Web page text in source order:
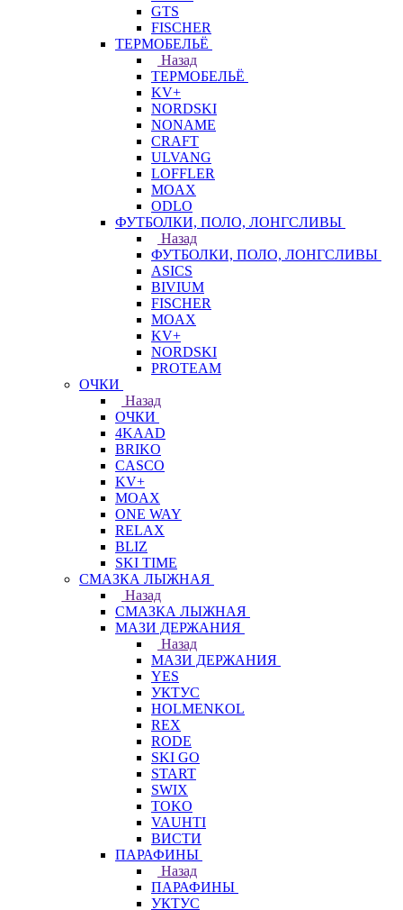
GTS
FISCHER
ТЕРМОБЕЛЬЁ
Назад
ТЕРМОБЕЛЬЁ
KV+
NORDSKI
NONAME
CRAFT
ULVANG
LOFFLER
MOAX
ODLO
ФУТБОЛКИ, ПОЛО, ЛОНГСЛИВЫ
Назад
ФУТБОЛКИ, ПОЛО, ЛОНГСЛИВЫ
ASICS
BIVIUM
FISCHER
MOAX
KV+
NORDSKI
PROTEAM
ОЧКИ
Назад
ОЧКИ
4KAAD
BRIKO
CASCO
KV+
MOAX
ONE WAY
RELAX
BLIZ
SKI TIME
СМАЗКА ЛЫЖНАЯ
Назад
СМАЗКА ЛЫЖНАЯ
МАЗИ ДЕРЖАНИЯ
Назад
МАЗИ ДЕРЖАНИЯ
YES
УКТУС
HOLMENKOL
REX
RODE
SKI GO
START
SWIX
TOKO
VAUHTI
ВИСТИ
ПАРАФИНЫ
Назад
ПАРАФИНЫ
УКТУС